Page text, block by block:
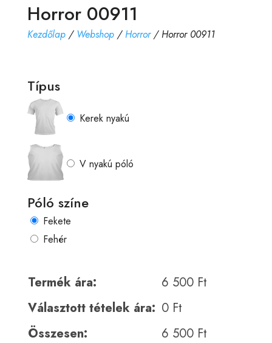
Horror 00911
Kezdőlap/ Webshop/ Horror/ Horror 00911
Típus
Kerek nyakú
V nyakú póló
Póló színe
Fekete
Fehér
Termék ára: 6 500 Ft
Választott tételek ára: 0 Ft
Összesen:
6 500 Ft